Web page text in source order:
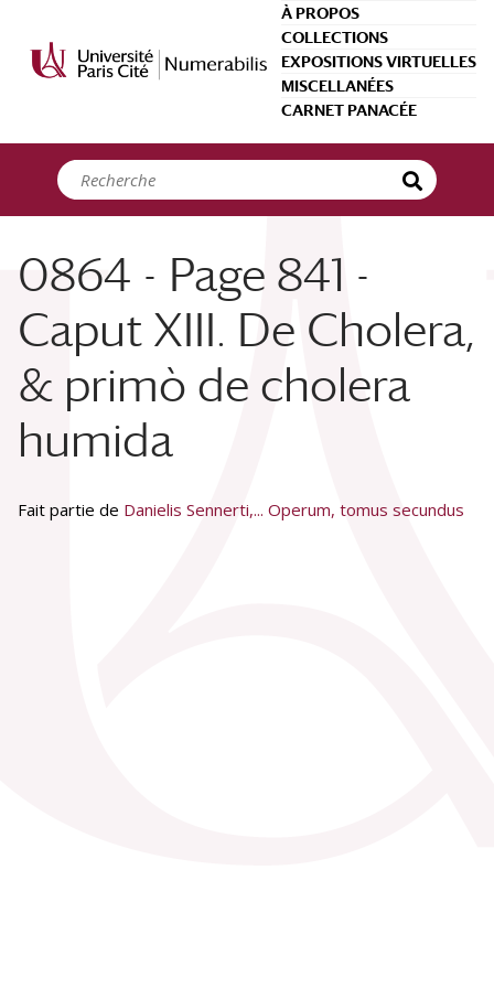
À PROPOS
COLLECTIONS
EXPOSITIONS VIRTUELLES
MISCELLANÉES
CARNET PANACÉE
0864 - Page 841 -
Caput XIII. De Cholera,
& primò de cholera
humida
Fait partie de Danielis Sennerti,... Operum, tomus secundus